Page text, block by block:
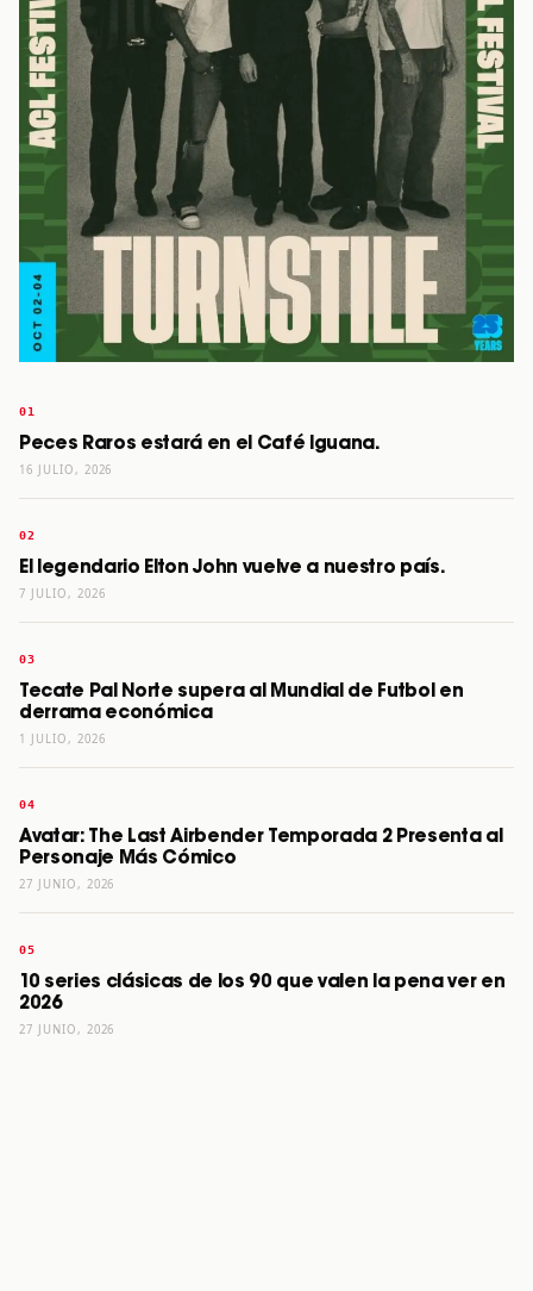
Peces Raros estará en el Café Iguana.
16 JULIO, 2026
El legendario Elton John vuelve a nuestro país.
7 JULIO, 2026
Tecate Pal Norte supera al Mundial de Futbol en
derrama económica
1 JULIO, 2026
Avatar: The Last Airbender Temporada 2 Presenta al
Personaje Más Cómico
27 JUNIO, 2026
10 series clásicas de los 90 que valen la pena ver en
2026
27 JUNIO, 2026